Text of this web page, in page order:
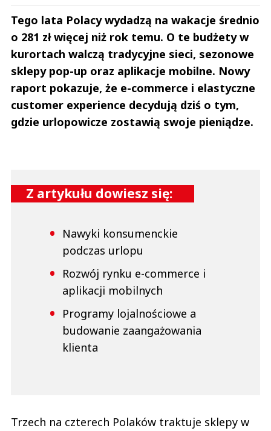
Tego lata Polacy wydadzą na wakacje średnio
o 281 zł więcej niż rok temu. O te budżety w
kurortach walczą tradycyjne sieci, sezonowe
sklepy pop-up oraz aplikacje mobilne. Nowy
raport pokazuje, że e-commerce i elastyczne
customer experience decydują dziś o tym,
gdzie urlopowicze zostawią swoje pieniądze.
Z artykułu dowiesz się:
Nawyki konsumenckie
podczas urlopu
Rozwój rynku e-commerce i
aplikacji mobilnych
Programy lojalnościowe a
budowanie zaangażowania
klienta
Trzech na czterech Polaków traktuje sklepy w